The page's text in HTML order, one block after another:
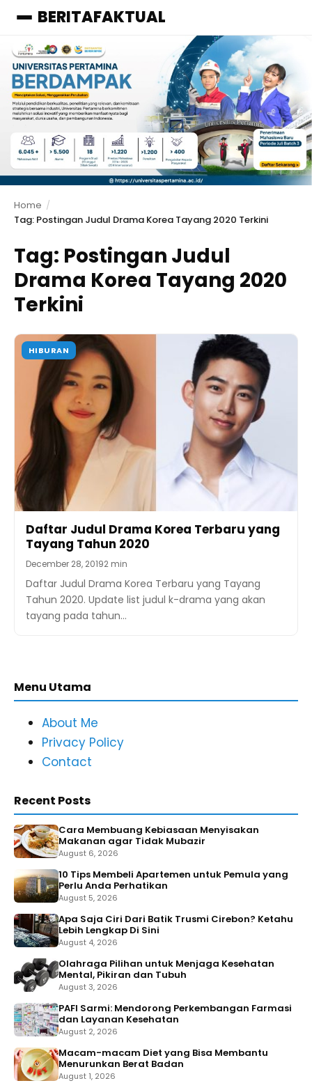
MenuBERITAFAKTUAL
Home
Tag: Postingan Judul Drama Korea Tayang 2020 Terkini
Tag: Postingan Judul
Drama Korea Tayang 2020
Terkini
HIBURAN
Daftar Judul Drama Korea Terbaru yang
Tayang Tahun 2020
December 28, 20192 min
Daftar Judul Drama Korea Terbaru yang Tayang
Tahun 2020. Update list judul k-drama yang akan
tayang pada tahun…
Menu Utama
About Me
Privacy Policy
Contact
Recent Posts
Cara Membuang Kebiasaan Menyisakan
Makanan agar Tidak Mubazir
August 6, 2026
10 Tips Membeli Apartemen untuk Pemula yang
Perlu Anda Perhatikan
August 5, 2026
Apa Saja Ciri Dari Batik Trusmi Cirebon? Ketahu
Lebih Lengkap Di Sini
August 4, 2026
Olahraga Pilihan untuk Menjaga Kesehatan
Mental, Pikiran dan Tubuh
August 3, 2026
PAFI Sarmi: Mendorong Perkembangan Farmasi
dan Layanan Kesehatan
August 2, 2026
Macam-macam Diet yang Bisa Membantu
Menurunkan Berat Badan
August 1, 2026